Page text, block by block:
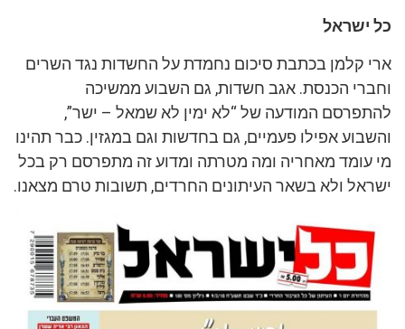
כל ישראל
ארי קלמן בכתבת סיכום נחמדת על החשדות נגד השרים
וחברי הכנסת. אגב חשדות, גם השבוע ממשיכה
להתפרסם המודעה של “לא ימין לא שמאל – ישר”,
והשבוע אפילו פעמיים, גם בחדשות וגם במגזין. כבר תהינו
מי עומד מאחריה ומה מטרתה ומדוע זה מתפרסם רק בכל
ישראל ולא בשאר העיתונים החרדים, תשובות טרם מצאנו.